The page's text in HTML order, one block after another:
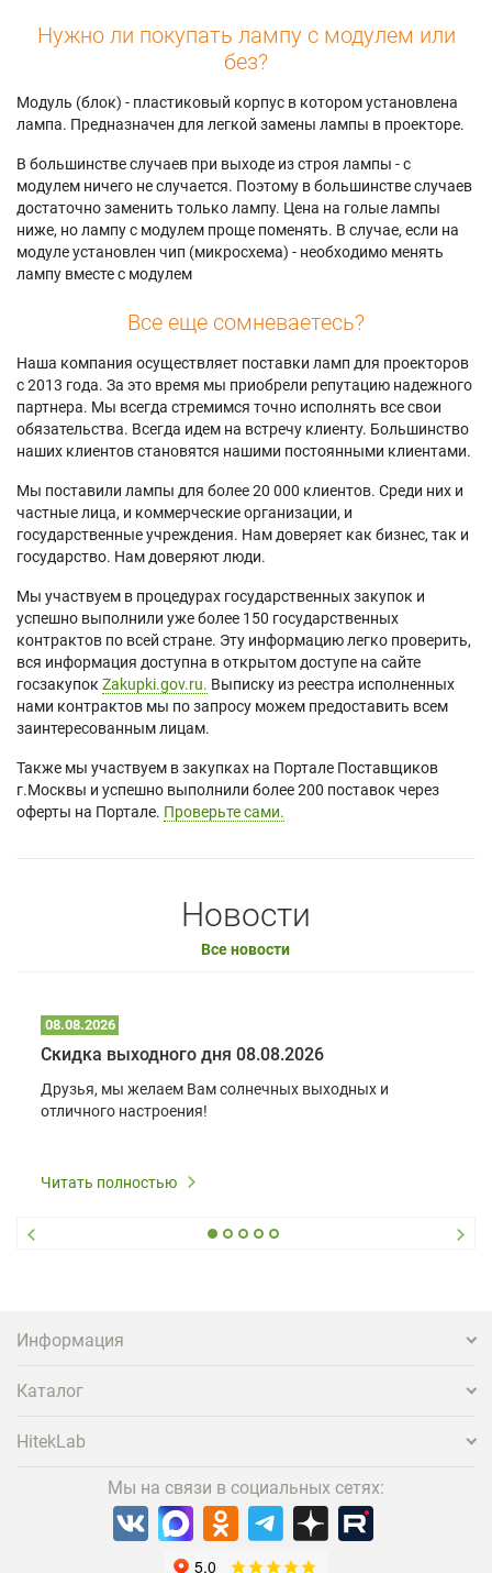
Нужно ли покупать лампу с модулем или
без?
Модуль (блок) - пластиковый корпус в котором установлена
лампа. Предназначен для легкой замены лампы в проекторе.
В большинстве случаев при выходе из строя лампы - с
модулем ничего не случается. Поэтому в большинстве случаев
достаточно заменить только лампу. Цена на голые лампы
ниже, но лампу с модулем проще поменять. В случае, если на
модуле установлен чип (микросхема) - необходимо менять
лампу вместе с модулем
Все еще сомневаетесь?
Наша компания осуществляет поставки ламп для проекторов
с 2013 года. За это время мы приобрели репутацию надежного
партнера. Мы всегда стремимся точно исполнять все свои
обязательства. Всегда идем на встречу клиенту. Большинство
наших клиентов становятся нашими постоянными клиентами.
Мы поставили лампы для более 20 000 клиентов. Среди них и
частные лица, и коммерческие организации, и
государственные учреждения. Нам доверяет как бизнес, так и
государство. Нам доверяют люди.
Мы участвуем в процедурах государственных закупок и
успешно выполнили уже более 150 государственных
контрактов по всей стране. Эту информацию легко проверить,
вся информация доступна в открытом доступе на сайте
госзакупок Zakupki.gov.ru. Выписку из реестра исполненных
нами контрактов мы по запросу можем предоставить всем
заинтересованным лицам.
Также мы участвуем в закупках на Портале Поставщиков
г.Москвы и успешно выполнили более 200 поставок через
оферты на Портале. Проверьте сами.
Новости
Все новости
08.08.2026
Скидка выходного дня 08.08.2026
Друзья, мы желаем Вам солнечных выходных и
отличного настроения!
Читать полностью
Информация
Каталог
HitekLab
Мы на связи в социальных сетях: